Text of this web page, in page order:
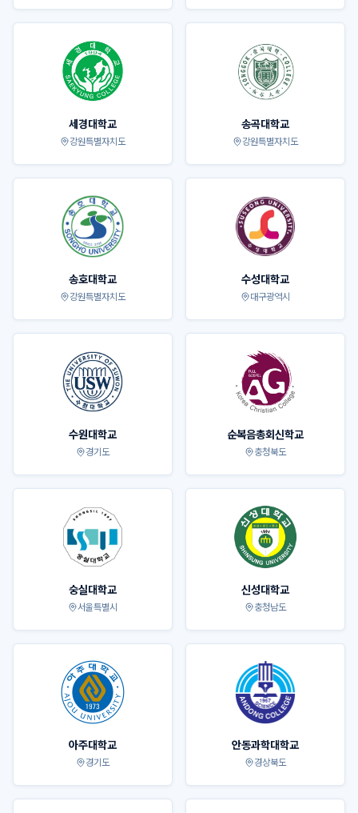
세경대학교
강원특별자치도
송곡대학교
강원특별자치도
송호대학교
강원특별자치도
수성대학교
대구광역시
수원대학교
경기도
순복음총회신학교
충청북도
숭실대학교
서울특별시
신성대학교
충청남도
아주대학교
경기도
안동과학대학교
경상북도